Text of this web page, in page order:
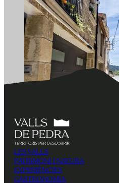
LES VALLS
PATRIMONI I NATURA
EXPERIÈNCIES
GASTRONOMIA